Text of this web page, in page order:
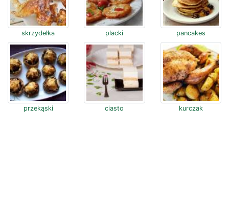
skrzydełka placki pancakes
przekąski ciasto kurczak